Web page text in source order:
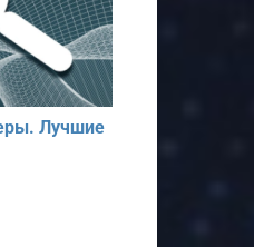
Лучшие